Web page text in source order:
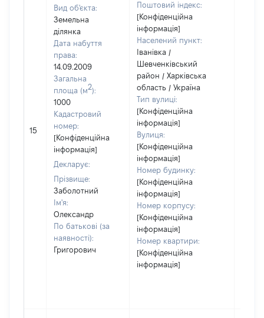
15
Вид об'єкта:
Земельна
ділянка
Дата набуття
права:
14.09.2009
Загальна
площа (м2):
1000
Кадастровий
номер:
[Конфіденційна
інформація]
Декларує:
Прізвище:
Заболотний
Ім'я:
Олександр
По батькові (за
наявності):
Григорович
Поштовий індекс:
[Конфіденційна
інформація]
Населений пункт:
Іванівка /
Шевченківський
район / Харківська
область / Україна
Тип вулиці:
[Конфіденційна
інформація]
Вулиця:
[Конфіденційна
інформація]
Номер будинку:
[Конфіденційна
інформація]
Номер корпусу:
[Конфіденційна
інформація]
Номер квартири:
[Конфіденційна
інформація]